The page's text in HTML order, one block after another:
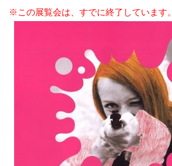
※この展覧会は、すでに終了しています。